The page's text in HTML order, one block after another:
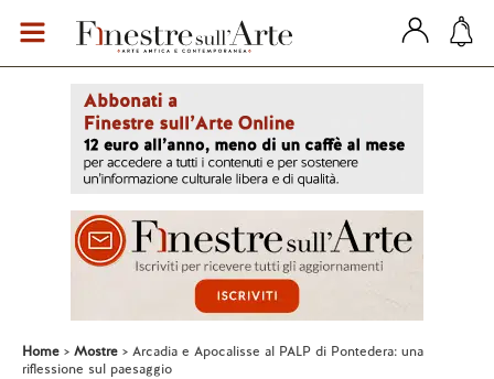
Home Mostre
Arcadia e Apocalisse al PALP di Pontedera: una
riflessione sul paesaggio